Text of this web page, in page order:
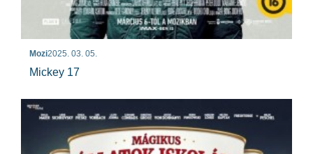
Mozi2025. 03. 05.
Mickey 17